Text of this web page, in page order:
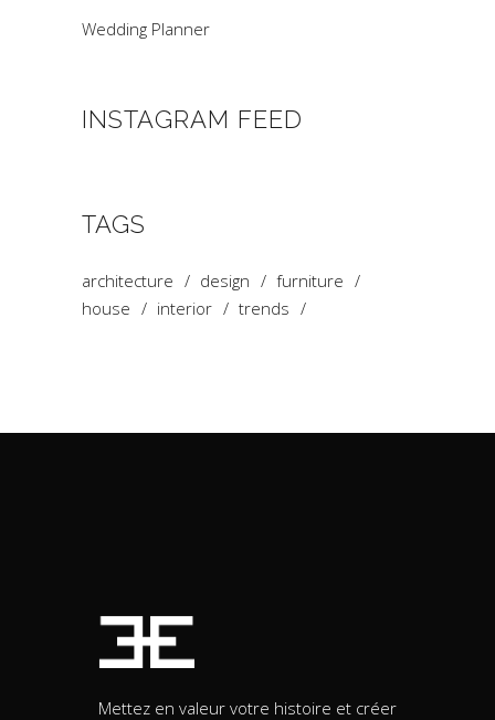
Wedding Planner
INSTAGRAM FEED
TAGS
architecture design
furniture
house
interior trends
Mettez en valeur votre histoire et créer